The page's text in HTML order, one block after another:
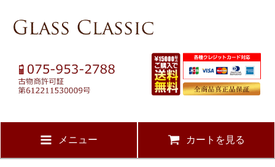
メニュー カートを見る